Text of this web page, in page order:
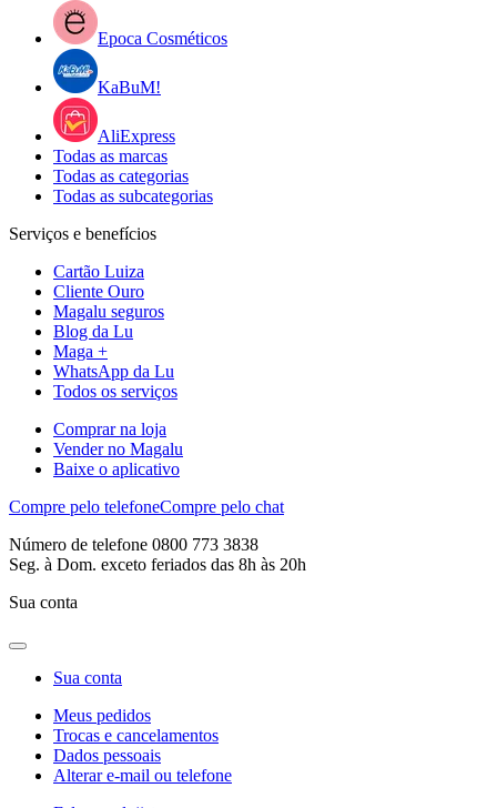
Epoca Cosméticos
KaBuM!
AliExpress
Todas as marcas
Todas as categorias
Todas as subcategorias
Serviços e benefícios
Cartão Luiza
Cliente Ouro
Magalu seguros
Blog da Lu
Maga +
WhatsApp da Lu
Todos os serviços
Comprar na loja
Vender no Magalu
Baixe o aplicativo
Compre pelo telefoneCompre pelo chat
Número de telefone 0800 773 3838
Seg. à Dom. exceto feriados das 8h às 20h
Sua conta
Sua conta
Meus pedidos
Trocas e cancelamentos
Dados pessoais
Alterar e-mail ou telefone